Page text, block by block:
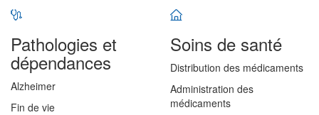
Pathologies et
dépendances
Alzheimer
Fin de vie
Soins de santé
Distribution des médicaments
Administration des
médicaments